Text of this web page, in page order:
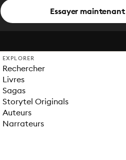
Essayer maintenant
EXPLORER
Rechercher
Livres
Sagas
Storytel Originals
Auteurs
Narrateurs